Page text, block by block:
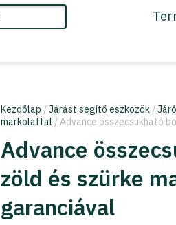
Kezdőlap /Járást segítő eszközök /
markolattal / Advance összecsukható
Advance
zöld és szürke
garanciával